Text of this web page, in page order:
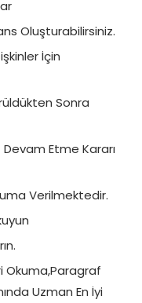
Oluşturabilirsiniz.
İçin
Sonra
Devam Etme Kararı
Verilmektedir.
Okuma,Paragraf
Uzman En İyi